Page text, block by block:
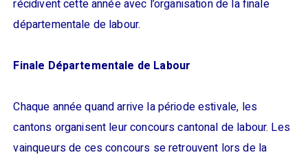
récidivent cette année avec l’organisation de la finale
départementale de labour.
Finale Départementale de Labour
Chaque année quand arrive la période estivale, les
cantons organisent leur concours cantonal de labour. Les
vainqueurs de cesconcours se retrouvent lors de la